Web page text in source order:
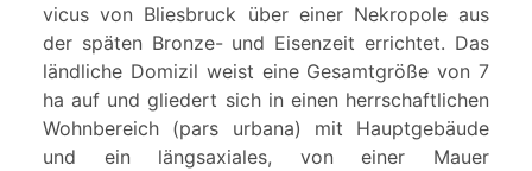
vicus von Bliesbruck über einer Nekropole aus
der späten Bronze- und Eisenzeit errichtet. Das
ländliche Domizil weist eine Gesamtgröße von 7
ha auf und gliedert sich in einen herrschaftlichen
Wohnbereich (pars urbana) mit Hauptgebäude
und ein längsaxiales, von einer Mauer